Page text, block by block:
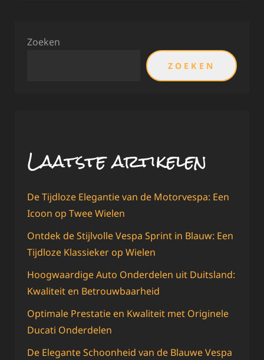
Zoeken
ZOEKEN
Laatste artikelen
De Tijdloze Elegantie van de Motorvespa: Een
Icoon op Twee Wielen
Ontdek de Stijlvolle Vespa Sprint in Blauw: Een
Tijdloze Klassieker op Wielen
Hoogwaardige Auto Onderdelen uit Duitsland:
Kwaliteit en Betrouwbaarheid
Optimale Prestatie en Kwaliteit met Originele
Ducati Onderdelen
De Elegante Schoonheid van de Blauwe Vespa